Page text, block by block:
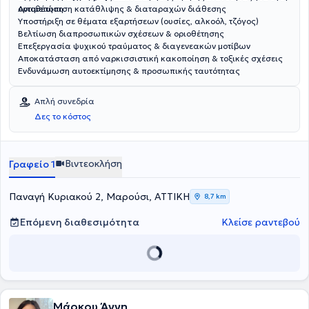
οριοθέτηση.
Αντιμετώπιση κατάθλιψης & διαταραχών διάθεσης
Υποστήριξη σε θέματα εξαρτήσεων (ουσίες, αλκοόλ, τζόγος)
Βελτίωση διαπροσωπικών σχέσεων & οριοθέτησης
Επεξεργασία ψυχικού τραύματος & διαγενεακών μοτίβων
Αποκατάσταση από ναρκισσιστική κακοποίηση & τοξικές σχέσεις
Ενδυνάμωση αυτοεκτίμησης & προσωπικής ταυτότητας
Απλή συνεδρία
Δες το κόστος
Γραφείο 1 Βιντεοκλήση
Παναγή Κυριακού 2, Μαρούσι, ΑΤΤΙΚΗ 8,7 km
Επόμενη διαθεσιμότητα Κλείσε ραντεβού
Μάρκου Άννη